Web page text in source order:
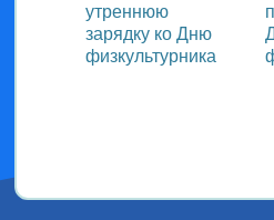
утреннюю
зарядку ко Дню
физкультурника